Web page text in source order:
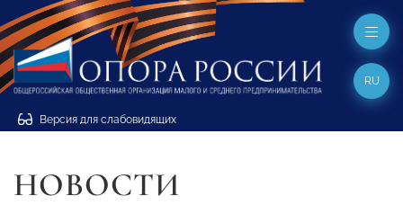
Версия для слабовидящих
RU
НОВОСТИ